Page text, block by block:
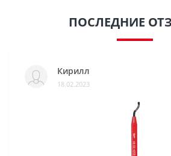
ПОСЛЕДНИЕ
Кирилл
18.02.2023